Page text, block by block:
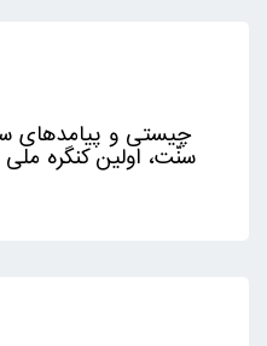
چیستی و پیامدهای
سنّت، اولین کنگره